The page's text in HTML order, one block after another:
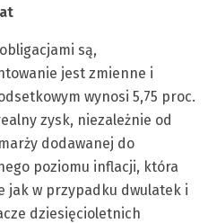
są,
jest zmienne i
wynosi 5,75 proc.
zysk, niezależnie od
dodawanej do
poziomu inflacji, która
jak w przypadku dwulatek i
dziesięcioletnich